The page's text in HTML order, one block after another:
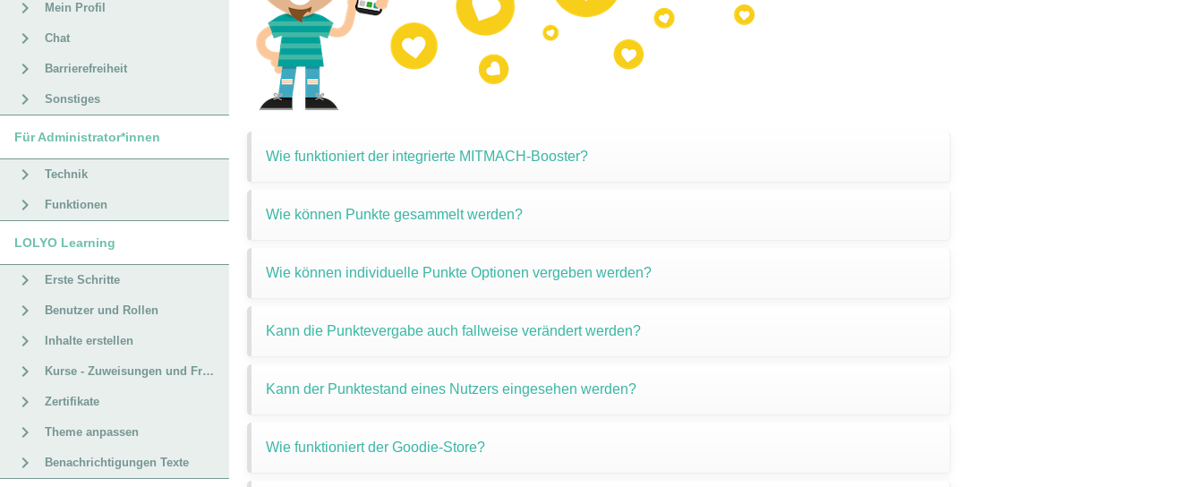
Mein Profil
Chat
Barrierefreiheit
Sonstiges
Für Administrator*innen
Technik
Funktionen
LOLYO Learning
Erste Schritte
Benutzer und Rollen
Inhalte erstellen
Kurse - Zuweisungen und Fristen
Zertifikate
Theme anpassen
Benachrichtigungen Texte
Wie funktioniert der integrierte MITMACH-Booster?
Wie können Punkte gesammelt werden?
Wie können individuelle Punkte Optionen vergeben werden?
Kann die Punktevergabe auch fallweise verändert werden?
Kann der Punktestand eines Nutzers eingesehen werden?
Wie funktioniert der Goodie-Store?